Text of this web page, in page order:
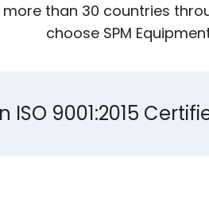
than 30 countries
choose SPM
ISO 9001:2015